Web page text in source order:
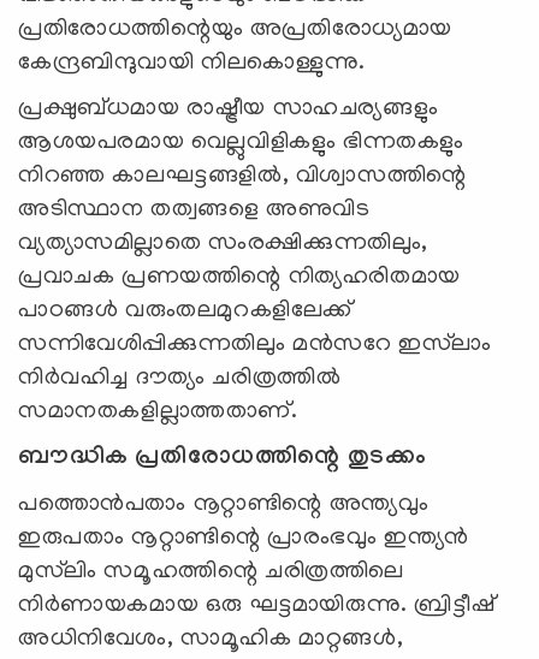
പ്രതിരോധത്തിന്റെയും അപ്രതിരോധ്യമായ
കേന്ദ്രബിന്ദുവായി നിലകൊള്ളുന്നു.
പ്രക്ഷുബ്ധമായ രാഷ്ട്രീയ സാഹചര്യങ്ങളും
ആശയപരമായ വെല്ലുവിളികളും ഭിന്നതകളും
നിറഞ്ഞ കാലഘട്ടങ്ങളിൽ, വിശ്വാസത്തിന്റെ
അടിസ്ഥാന തത്വങ്ങളെ അണുവിട
വ്യത്യാസമില്ലാതെ സംരക്ഷിക്കുന്നതിലും,
പ്രവാചക പ്രണയത്തിന്റെ നിത്യഹരിതമായ
പാഠങ്ങൾ വരുംതലമുറകളിലേക്ക്
സന്നിവേശിപ്പിക്കുന്നതിലും മൻസറേ ഇസ്‌ലാം
നിർവഹിച്ച ദൗത്യം ചരിത്രത്തിൽ
സമാനതകളില്ലാത്തതാണ്.
ബൗദ്ധിക പ്രതിരോധത്തിന്റെ തുടക്കം
പത്തൊൻപതാം നൂറ്റാണ്ടിന്റെ അന്ത്യവും
ഇരുപതാം നൂറ്റാണ്ടിന്റെ പ്രാരംഭവും ഇന്ത്യൻ
മുസ്‌ലിം സമൂഹത്തിന്റെ ചരിത്രത്തിലെ
നിർണായകമായ ഒരു ഘട്ടമായിരുന്നു. ബ്രിട്ടീഷ്
അധിനിവേശം, സാമൂഹിക മാറ്റങ്ങൾ,